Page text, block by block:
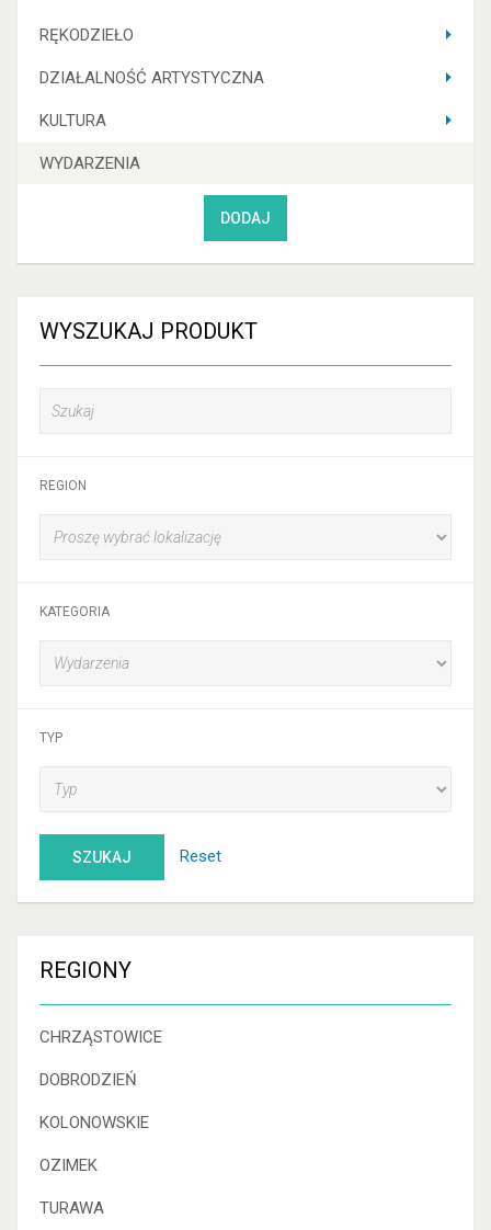
RĘKODZIEŁO
DZIAŁALNOŚĆ ARTYSTYCZNA
KULTURA
WYDARZENIA
DODAJ
WYSZUKAJ PRODUKT
REGION
KATEGORIA
TYP
SZUKAJ Reset
REGIONY
CHRZĄSTOWICE
DOBRODZIEŃ
KOLONOWSKIE
OZIMEK
TURAWA